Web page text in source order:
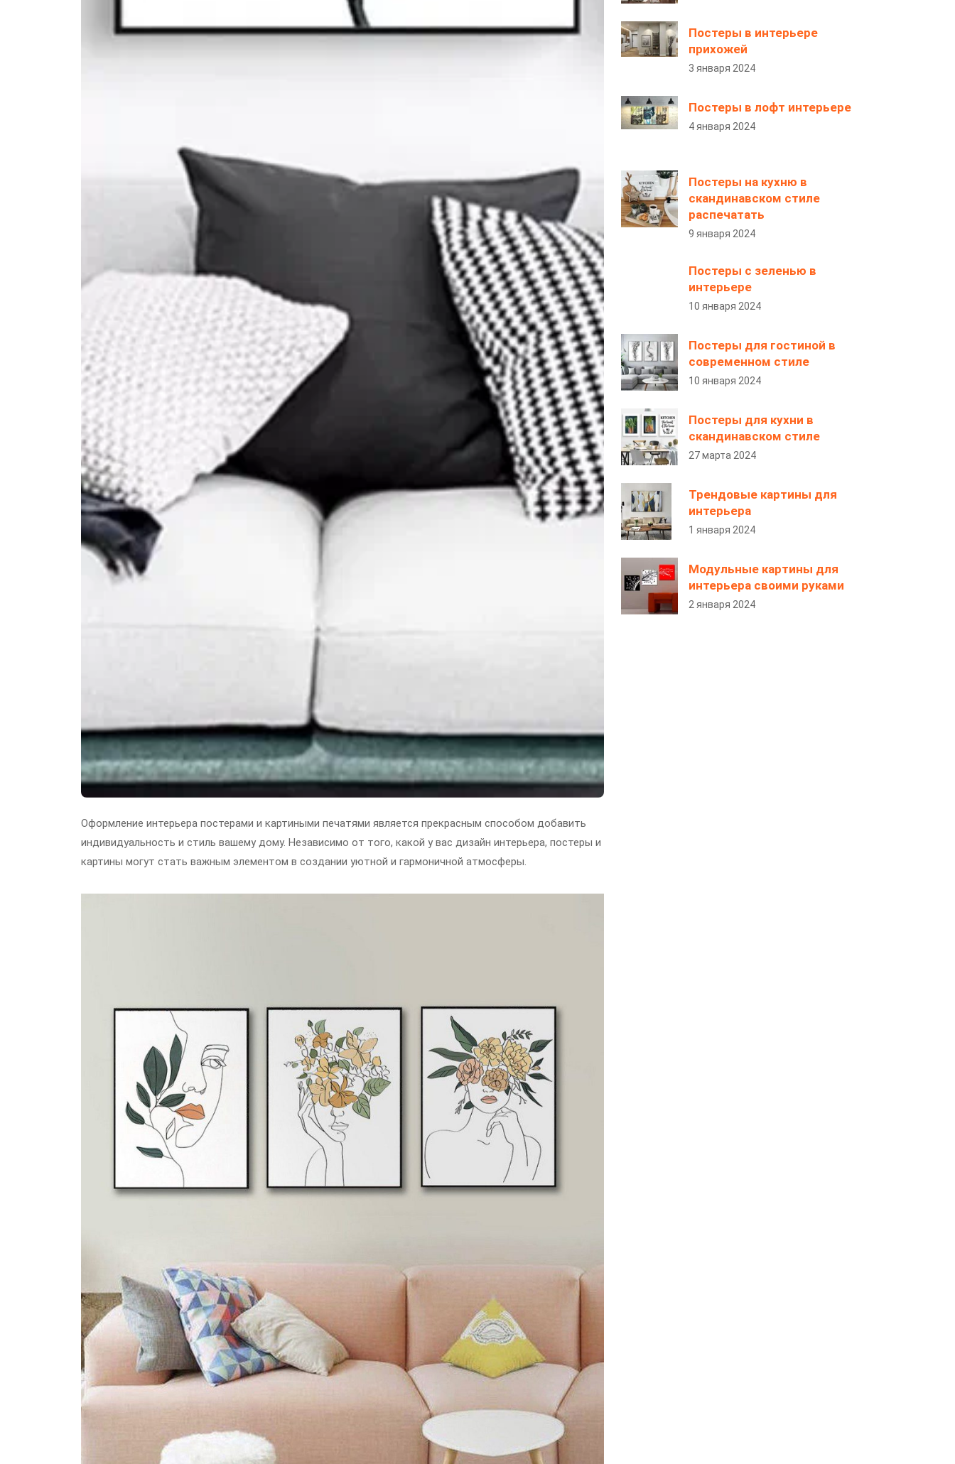
Оформление интерьера постерами и картиными печатями является прекрасным способом добавить
индивидуальность и стиль вашему дому. Независимо от того, какой у вас дизайн интерьера, постеры и
картины могут стать важным элементом в создании уютной и гармоничной атмосферы.
Постеры в интерьере
прихожей
3 января 2024
Постеры в лофт интерьере
4 января 2024
Постеры на кухню в
скандинавском стиле
распечатать
9 января 2024
Постеры с зеленью в
интерьере
10 января 2024
Постеры для гостиной в
современном стиле
10 января 2024
Постеры для кухни в
скандинавском стиле
27 марта 2024
Трендовые картины для
интерьера
1 января 2024
Модульные картины для
интерьера своими руками
2 января 2024